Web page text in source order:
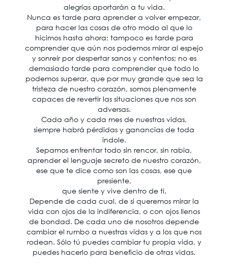
alegrías aportarán a tu vida.
Nunca es tarde para aprender a volver empezar,
para hacer las cosas de otro modo al que lo
hicimos hasta ahora; tampoco es tarde para
comprender que aún nos podemos mirar al espejo
y sonreír por despertar sanos y contentos; no es
demasiado tarde para comprender que todo lo
podemos superar, que por muy grande que sea la
tristeza de nuestro corazón, somos plenamente
capaces de revertir las situaciones que nos son
adversas.
Cada año y cada mes de nuestras vidas,
siempre habrá pérdidas y ganancias de toda
índole.
Sepamos enfrentar todo sin rencor, sin rabia,
aprender el lenguaje secreto de nuestro corazón,
ese que te dice como son las cosas, ese que
presiente,
que siente y vive dentro de ti.
Depende de cada cual, de si queremos mirar la
vida con ojos de la indiferencia, o con ojos llenos
de bondad. De cada uno de nosotros depende
cambiar el rumbo a nuestras vidas y a los que nos
rodean. Sólo tú puedes cambiar tu propia vida, y
puedes hacerlo para beneficio de otras vidas.